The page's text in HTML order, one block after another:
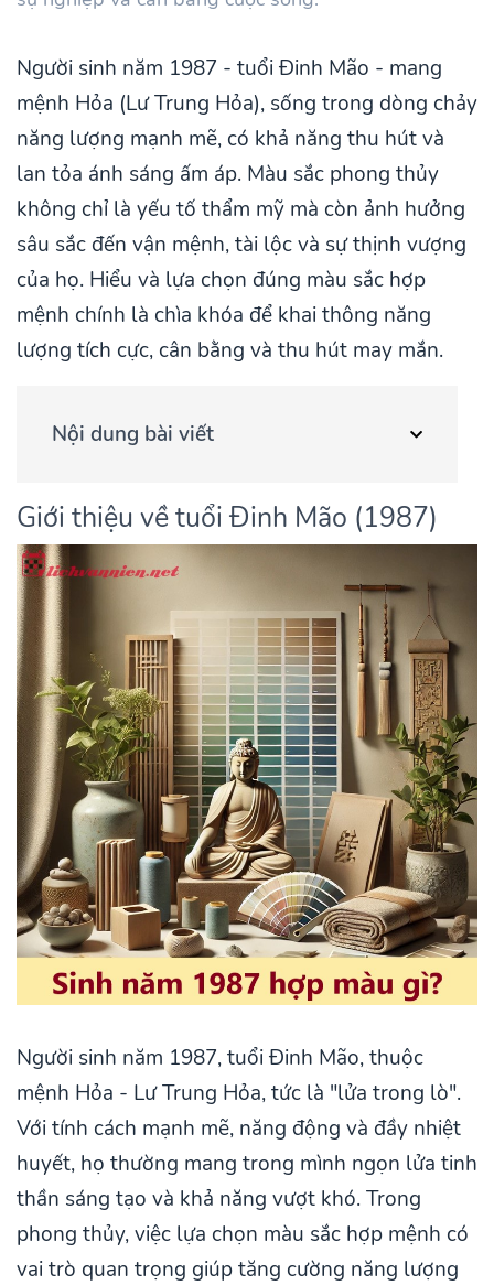
Người sinh năm 1987 - tuổi Đinh Mão - mang
mệnh Hỏa (Lư Trung Hỏa), sống trong dòng chảy
năng lượng mạnh mẽ, có khả năng thu hút và
lan tỏa ánh sáng ấm áp. Màu sắc phong thủy
không chỉ là yếu tố thẩm mỹ mà còn ảnh hưởng
sâu sắc đến vận mệnh, tài lộc và sự thịnh vượng
của họ. Hiểu và lựa chọn đúng màu sắc hợp
mệnh chính là chìa khóa để khai thông năng
lượng tích cực, cân bằng và thu hút may mắn.
Nội dung bài viết
Giới thiệu về tuổi Đinh Mão (1987)
Người sinh năm 1987, tuổi Đinh Mão, thuộc
mệnh Hỏa - Lư Trung Hỏa, tức là "lửa trong lò".
Với tính cách mạnh mẽ, năng động và đầy nhiệt
huyết, họ thường mang trong mình ngọn lửa tinh
thần sáng tạo và khả năng vượt khó. Trong
phong thủy, việc lựa chọn màu sắc hợp mệnh có
vai trò quan trọng giúp tăng cường năng lượng